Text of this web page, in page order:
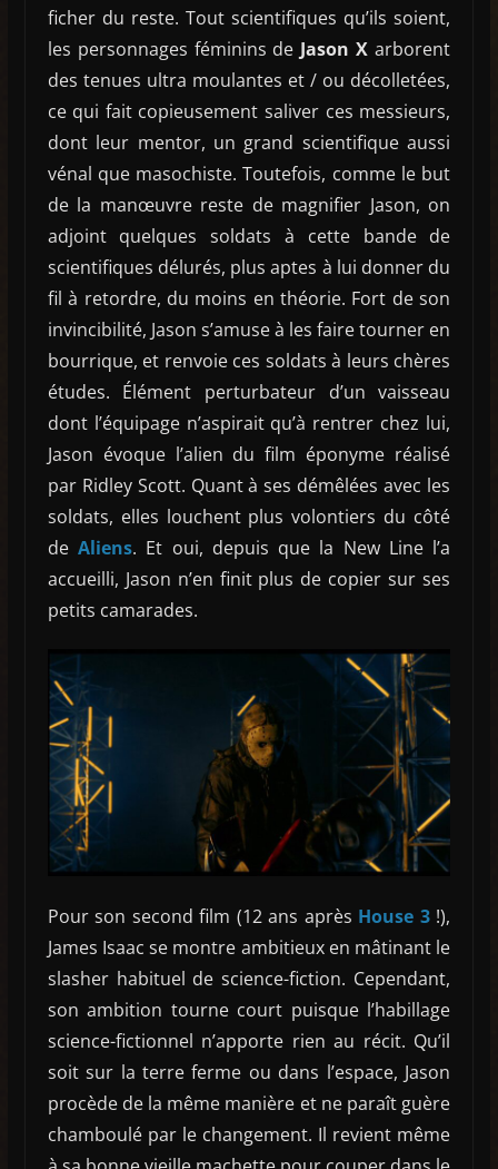
ficher du reste. Tout scientifiques qu’ils soient,
les personnages féminins de Jason X arborent
des tenues ultra moulantes et / ou décolletées,
ce qui fait copieusement saliver ces messieurs,
dont leur mentor, un grand scientifique aussi
vénal que masochiste. Toutefois, comme le but
de la manœuvre reste de magnifier Jason, on
adjoint quelques soldats à cette bande de
scientifiques délurés, plus aptes à lui donner du
fil à retordre, du moins en théorie. Fort de son
invincibilité, Jason s’amuse à les faire tourner en
bourrique, et renvoie ces soldats à leurs chères
études. Élément perturbateur d’un vaisseau
dont l’équipage n’aspirait qu’à rentrer chez lui,
Jason évoque l’alien du film éponyme réalisé
par Ridley Scott. Quant à ses démêlées avec les
soldats, elles louchent plus volontiers du côté
deAliens. Et oui, depuis que la New Line l’a
accueilli, Jason n’en finit plus de copier sur ses
petits camarades.
Pour son second film (12 ans après House 3 !),
James Isaac se montre ambitieux en mâtinant le
slasher habituel de science-fiction. Cependant,
son ambition tourne court puisque l’habillage
science-fictionnel n’apporte rien au récit. Qu’il
soit sur la terre ferme ou dans l’espace, Jason
procède de la même manière et ne paraît guère
chamboulé par le changement. Il revient même